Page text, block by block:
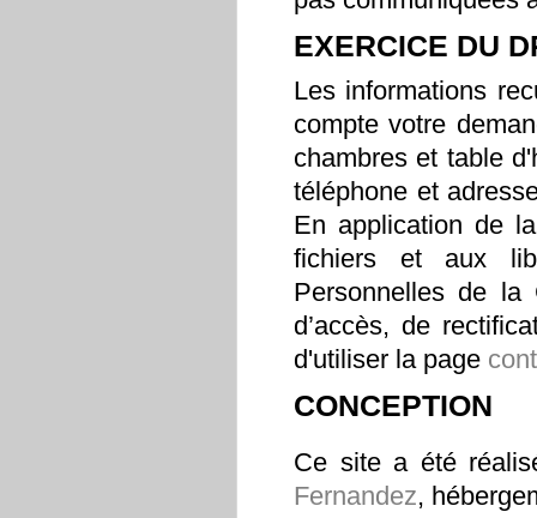
EXERCICE DU
Les informations
compte votre
chambres et table
téléphone et
En application de
fichiers et aux
Personnelles de la
d’accès, de
d'utiliser la page
CONCEPTION
Ce site a été
Fernandez,